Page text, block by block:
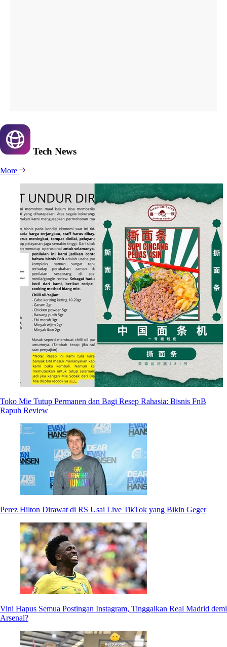
Tech News
More
Toko Mie Tutup Permanen dan Bagi Resep Rahasia: Bisnis FnB
Rapuh Review
Perez Hilton Dirawat di RS Usai Live TikTok yang Bikin Geger
Vini Hapus Semua Postingan Instagram, Tinggalkan Real Madrid demi
Arsenal?